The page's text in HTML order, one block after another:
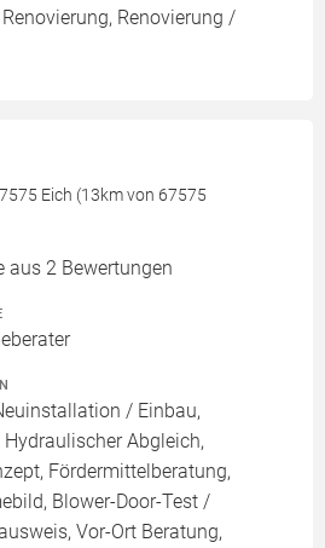
Renovierung /
Eich (13km von 67575
aus 2 Bewertungen
/ Einbau,
Abgleich,
Fördermittelberatung,
Blower-Door-Test /
Vor-Ort Beratung,